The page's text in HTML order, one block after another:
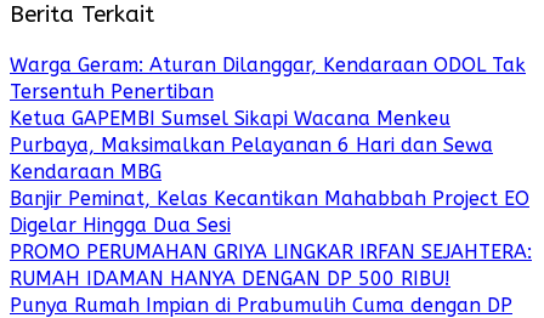
Berita Terkait
Warga Geram: Aturan Dilanggar, Kendaraan ODOL Tak
Tersentuh Penertiban
Ketua GAPEMBI Sumsel Sikapi Wacana Menkeu
Purbaya, Maksimalkan Pelayanan 6 Hari dan Sewa
Kendaraan MBG
Banjir Peminat, Kelas Kecantikan Mahabbah Project EO
Digelar Hingga Dua Sesi
PROMO PERUMAHAN GRIYA LINGKAR IRFAN SEJAHTERA:
RUMAH IDAMAN HANYA DENGAN DP 500 RIBU!
Punya Rumah Impian di Prabumulih Cuma dengan DP